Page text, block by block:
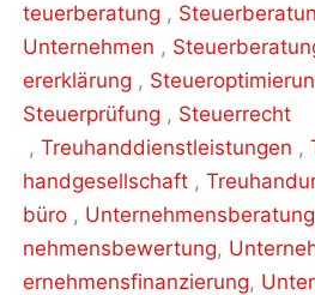
teuerberatung ,
Unternehmen ,
ererklärung ,
Steuerprüfung , Steuerrecht
,Treuhanddienstleistungen ,
handgesellschaft ,
büro , Unternehmensberatung
nehmensbewertung,
ernehmensfinanzierung,